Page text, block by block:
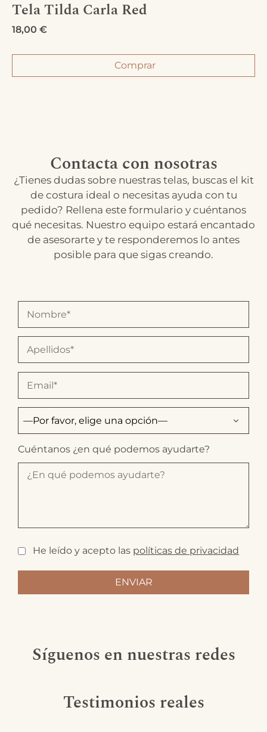
Tela Tilda Carla Red
18,00 €
Comprar
Contacta con nosotras
¿Tienes dudas sobre nuestras telas, buscas el kit
de costura ideal o necesitas ayuda con tu
pedido? Rellena este formulario y cuéntanos
qué necesitas. Nuestro equipo estará encantado
de asesorarte y te responderemos lo antes
posible para que sigas creando.
Cuéntanos ¿en qué podemos ayudarte?
He leído y acepto las políticas de privacidad
Síguenos en nuestras redes
Testimonios reales